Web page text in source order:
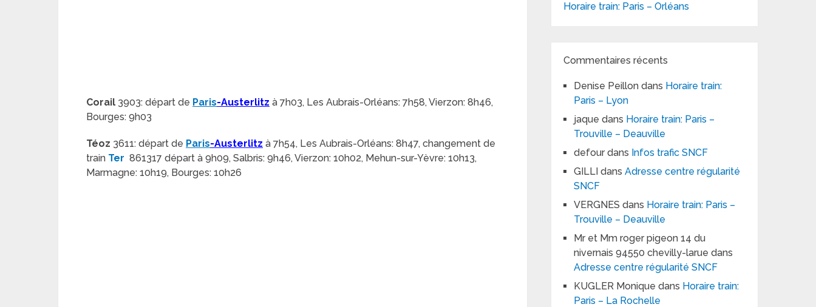
Corail 3903: départ de Paris-Austerlitz à 7h03, Les Aubrais-Orléans: 7h58, Vierzon: 8h46,
Bourges: 9h03
Téoz 3611: départ de Paris-Austerlitz à 7h54, Les Aubrais-Orléans: 8h47, changement de
train Ter 861317 départ à 9h09, Salbris: 9h46, Vierzon: 10h02, Mehun-sur-Yèvre: 10h13,
Marmagne: 10h19, Bourges: 10h26
Horaire train: Paris – Orléans
Commentaires récents
Denise Peillon dans Horaire train:
Paris – Lyon
jaque dans Horaire train: Paris –
Trouville – Deauville
defour dans Infos trafic SNCF
GILLI dansAdresse centre régularité
SNCF
VERGNES dans Horaire train: Paris –
Trouville – Deauville
Mr et Mm roger pigeon 14 du
nivernais 94550 chevilly-larue dans
Adresse centre régularité SNCF
KUGLER Monique dans Horaire train:
Paris – La Rochelle